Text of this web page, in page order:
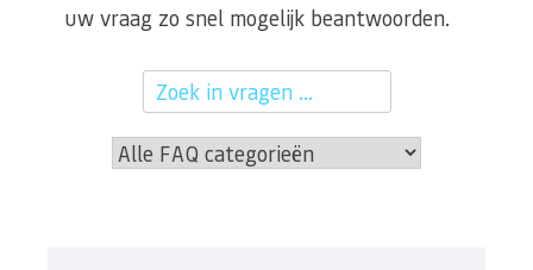
uw vraag zo snel mogelijk beantwoorden.